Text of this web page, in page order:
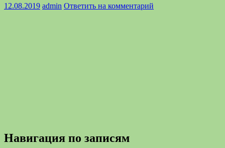
12.08.2019 admin Ответить на комментарий
Навигация по записям